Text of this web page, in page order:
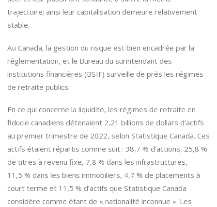
trajectoire; ainsi leur capitalisation demeure relativement
stable.
Au Canada, la gestion du risque est bien encadrée par la
réglementation, et le Bureau du surintendant des
institutions financières (BSIF) surveille de près les régimes
de retraite publics.
En ce qui concerne la liquidité, les régimes de retraite en
fiducie canadiens détenaient 2,21 billions de dollars d’actifs
au premier trimestre de 2022, selon Statistique Canada. Ces
actifs étaient répartis comme suit : 38,7 % d’actions, 25,8 %
de titres à revenu fixe, 7,8 % dans les infrastructures,
11,5 % dans les biens immobiliers, 4,7 % de placements à
court terme et 11,5 % d’actifs que Statistique Canada
considère comme étant de « nationalité inconnue ». Les